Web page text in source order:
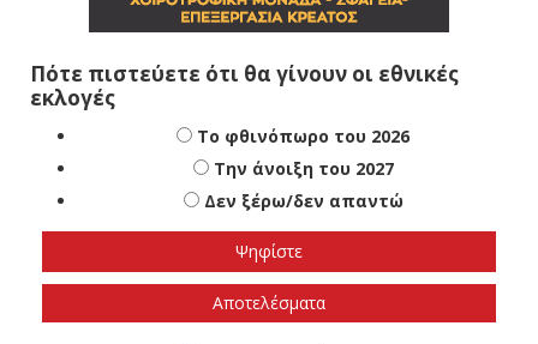
Πότε πιστεύετε ότι θα γίνουν οι εθνικές
εκλογές
Το φθινόπωρο του 2026
Την άνοιξη του 2027
Δεν ξέρω/δεν απαντώ